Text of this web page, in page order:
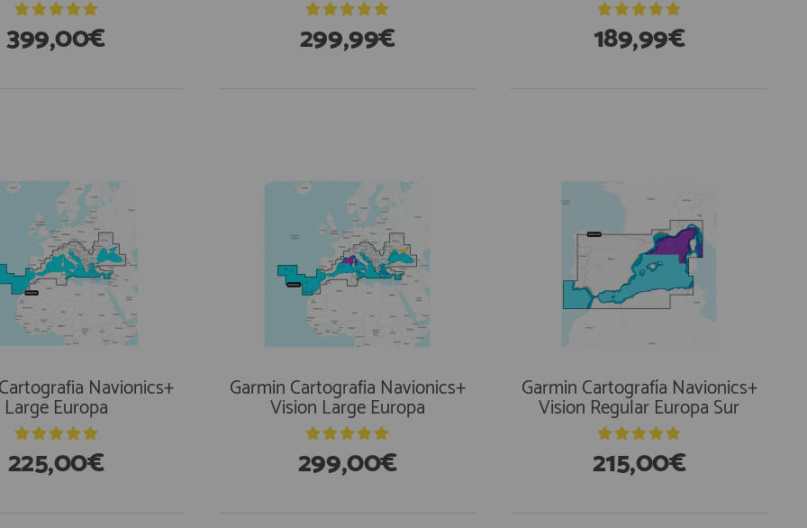
399,00€ 299,99€ 189,99€
Navionics+
Large Europa
225,00€
Garmin Cartografia Navionics+
Vision Large Europa
299,00€
Garmin Cartografía Navionics+
Vision Regular Europa Sur
215,00€